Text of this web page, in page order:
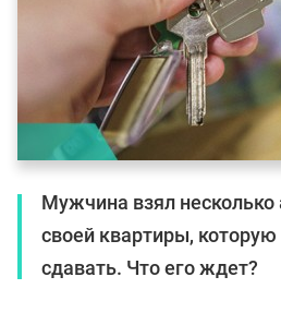
Мужчина взял несколько
своей квартиры, которую
сдавать. Что его ждет?